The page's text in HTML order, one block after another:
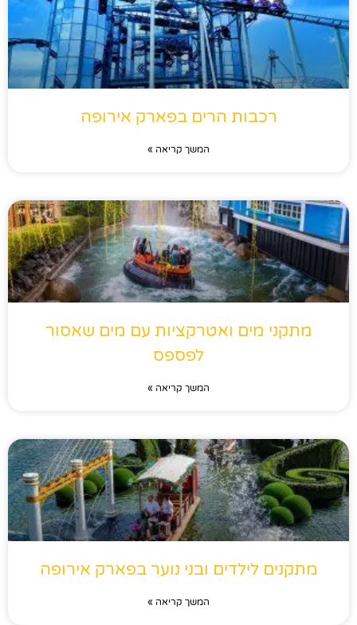
רכבות הרים בפארק אירופה
המשך קריאה »
מתקני מים ואטרקציות עם מים שאסור
לפספס
המשך קריאה »
מתקנים לילדים ובני נוער בפארק אירופה
המשך קריאה »